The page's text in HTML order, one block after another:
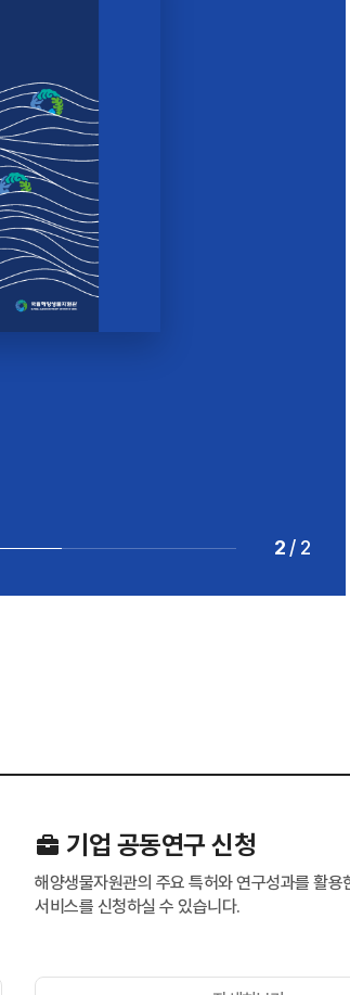
2 / 2
기업 공동연구 신청
해양생물자원관의 주요 특허와 연구성과를 활용
서비스를 신청하실 수 있습니다.